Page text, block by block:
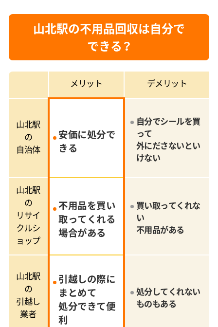
山北駅の不用品回収は自分で
できる？
メリット デメリット
山北駅
の
自治体
安価に処分で
きる
自分でシールを買
って
外にださないとい
けない
山北駅
の
リサイ
クルシ
ョップ
不用品を買い
取ってくれる
場合がある
買い取ってくれな
い
不用品がある
山北駅
の
引越し
業者
引越しの際に
まとめて
処分できて便
利
処分してくれない
ものもある